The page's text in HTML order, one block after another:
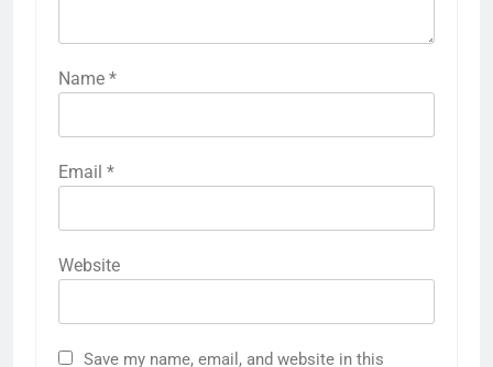
Name *
Email *
Website
Save my name, email, and website in this